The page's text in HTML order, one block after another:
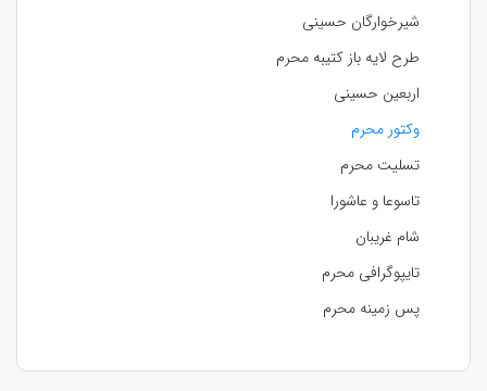
شیرخوارگان حسینی
طرح لایه باز کتیبه محرم
اربعین حسینی
وکتور محرم
تسلیت محرم
تاسوعا و عاشورا
شام غریبان
تایپوگرافی محرم
پس زمینه محرم